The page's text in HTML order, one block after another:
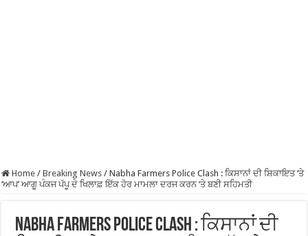
Home / Breaking News / Nabha Farmers Police Clash : ਕਿਸਾਨਾਂ ਦੀ ਸ਼ਿਕਾਇਤ ‘ਤੇ
‘ਆਪ’ ਆਗੂ ਪੰਕਜ ਪੱਪੂ ਦੇ ਖਿਲਾਫ਼ ਇੱਕ ਹੋਰ ਮਾਮਲਾ ਦਰਜ ਕਰਨ ‘ਤੇ ਬਣੀ ਸਹਿਮਤੀ
Nabha Farmers Police Clash : ਕਿਸਾਨਾਂ ਦੀ